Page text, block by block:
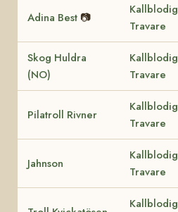
Adina Best 📷
Kallblodig
Travare
Skog Huldra
(NO)
Kallblodig
Travare
Pilatroll Rivner
Kallblodig
Travare
Jahnson
Kallblodig
Travare
Kallblodig